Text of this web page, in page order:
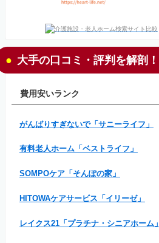
大手の口コミ・評判を解剖！
費用安いランク
がんばりすぎないで「サニーライフ」
有料老人ホーム「ベストライフ」
SOMPOケア「そんぽの家」
HITOWAケアサービス「イリーゼ」
レイクス21「プラチナ・シニアホーム」